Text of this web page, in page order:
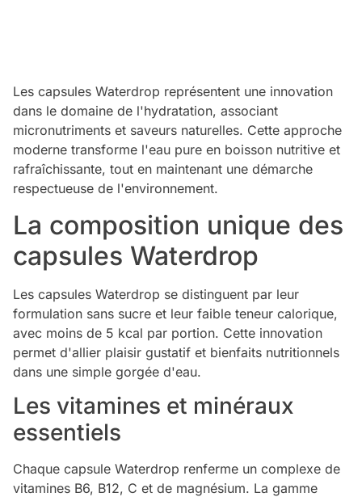
Les capsules Waterdrop représentent une innovation
dans le domaine de l'hydratation, associant
micronutriments et saveurs naturelles. Cette approche
moderne transforme l'eau pure en boisson nutritive et
rafraîchissante, tout en maintenant une démarche
respectueuse de l'environnement.
La composition unique des
capsules Waterdrop
Les capsules Waterdrop se distinguent par leur
formulation sans sucre et leur faible teneur calorique,
avec moins de 5 kcal par portion. Cette innovation
permet d'allier plaisir gustatif et bienfaits nutritionnels
dans une simple gorgée d'eau.
Les vitamines et minéraux
essentiels
Chaque capsule Waterdrop renferme un complexe de
vitamines B6, B12, C et de magnésium. La gamme